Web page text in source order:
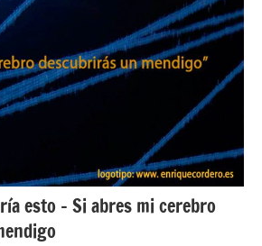
esto – Si abres mi cerebro